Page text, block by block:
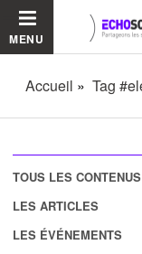
MENU
Accueil Tag
TOUS LES
LES ARTICLES
LES ÉVÉNEMENTS